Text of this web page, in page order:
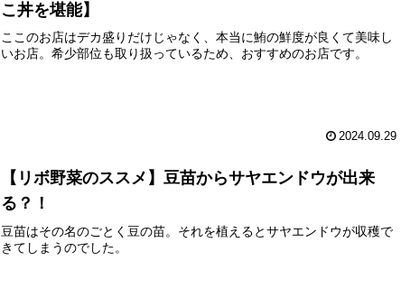
こ丼を堪能】
ここのお店はデカ盛りだけじゃなく、本当に鮪の鮮度が良くて美味し
いお店。希少部位も取り扱っているため、おすすめのお店です。
2024.09.29
【リボ野菜のススメ】豆苗からサヤエンドウが出来
る？！
豆苗はその名のごとく豆の苗。それを植えるとサヤエンドウが収穫で
きてしまうのでした。